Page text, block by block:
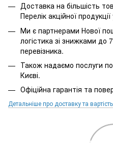
Доставка на більшість
Перелік акційної
Ми є партнерами Нової
логістика зі знижками до
перевізника.
Також надаємо послуги
Києві.
Офіційна гарантія та
Детальніше про доставку та вартість